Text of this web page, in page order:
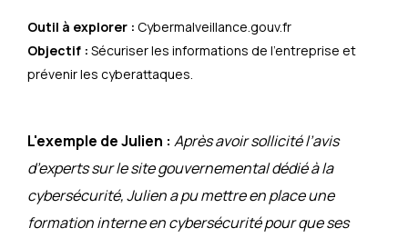
Outil à explorer : Cybermalveillance.gouv.fr
Objectif : Sécuriser les informations de l’entreprise et
prévenir les cyberattaques.
L'exemple de Julien : Après avoir sollicité l’avis
d’experts sur le site gouvernemental dédié à la
cybersécurité, Julien a pu mettre en place une
formation interne en cybersécurité pour que ses